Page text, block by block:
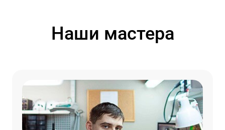
Наши мастера